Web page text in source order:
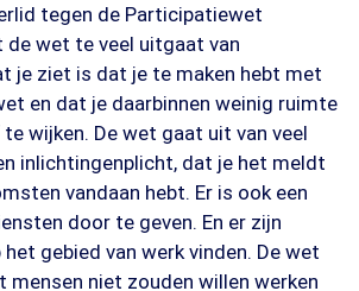
tegen de Participatiewet
wet te veel uitgaat van
je ziet is dat je te maken hebt met
en dat je daarbinnen weinig ruimte
wijken. De wet gaat uit van veel
inlichtingenplicht, dat je het meldt
vandaan hebt. Er is ook een
door te geven. En er zijn
gebied van werk vinden. De wet
mensen niet zouden willen werken